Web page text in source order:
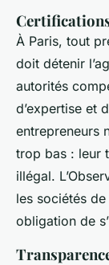
À Paris, tout
doit détenir
autorités
d’expertise et
entrepreneurs
trop bas : leur
illégal.
les sociétés
obligation de